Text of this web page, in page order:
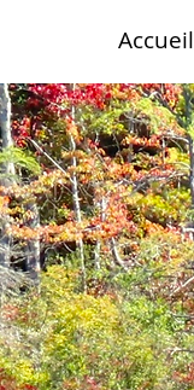
Accueil